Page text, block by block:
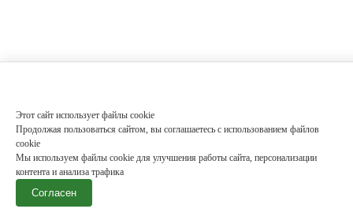
Этот сайт использует файлы cookie
Продолжая пользоваться сайтом, вы соглашаетесь с использованием файлов
cookie
Мы используем файлы cookie для улучшения работы сайта, персонализации
контента и анализа трафика
Согласен